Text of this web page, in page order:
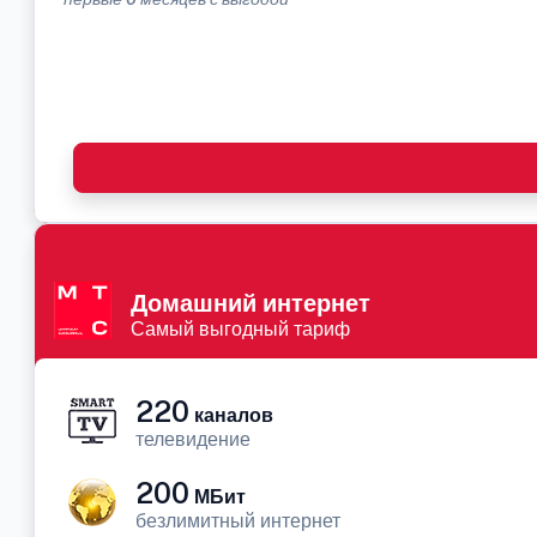
Домашний интернет
Самый выгодный тариф
220 каналов
телевидение
200 МБит
безлимитный интернет